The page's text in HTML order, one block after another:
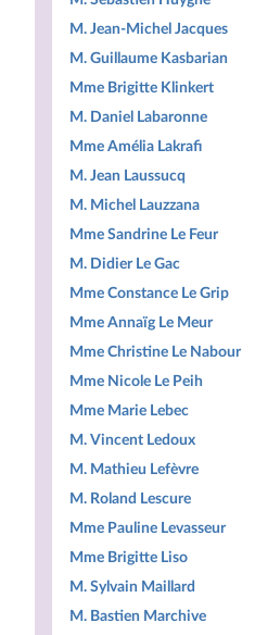
M. Jean-Michel Jacques
M. Guillaume Kasbarian
Mme Brigitte Klinkert
M. Daniel Labaronne
Mme Amélia Lakrafi
M. Jean Laussucq
M. Michel Lauzzana
Mme Sandrine Le Feur
M. Didier Le Gac
Mme Constance Le Grip
Mme Annaïg Le Meur
Mme Christine Le Nabour
Mme Nicole Le Peih
Mme Marie Lebec
M. Vincent Ledoux
M. Mathieu Lefèvre
M. Roland Lescure
Mme Pauline Levasseur
Mme Brigitte Liso
M. Sylvain Maillard
M. Bastien Marchive